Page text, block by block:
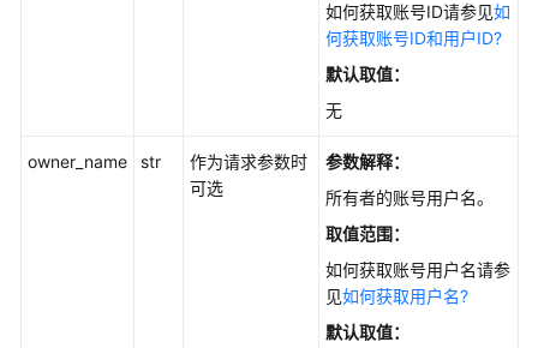
如何获取账号ID请参见如
何获取账号ID和用户ID?
默认取值：
无
owner_name str
作为请求参数时
可选
参数解释：
所有者的账号用户名。
取值范围：
如何获取账号用户名请参
见如何获取用户名?
默认取值：